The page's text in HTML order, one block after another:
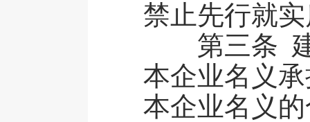
禁止先行就
第三条 建
本企业名义
本企业名义